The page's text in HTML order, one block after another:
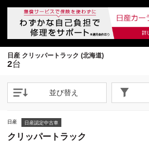
日産 クリッパートラック (北海道)
2台
並び替え
閉じる
21枚目以降は詳細ページへ
日産 日産認定中古車
クリッパートラック
閉じる
21枚目以降は詳細ページへ